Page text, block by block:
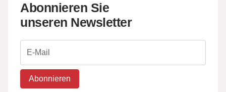
Abonnieren Sie
unseren Newsletter
Abonnieren